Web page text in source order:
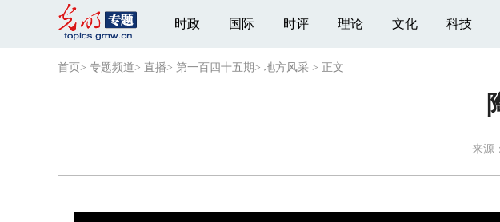
时政 国际 时评 理论 文化 科技
首页 > 专题频道> 直播> 第一百四十五期> 地方风采 > 正文
来源：